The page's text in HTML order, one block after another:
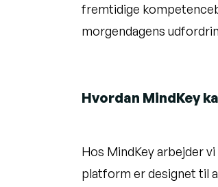
fremtidige
morgendagens
Hvordan MindKey
Hos MindKey arbejder
platform er designet til